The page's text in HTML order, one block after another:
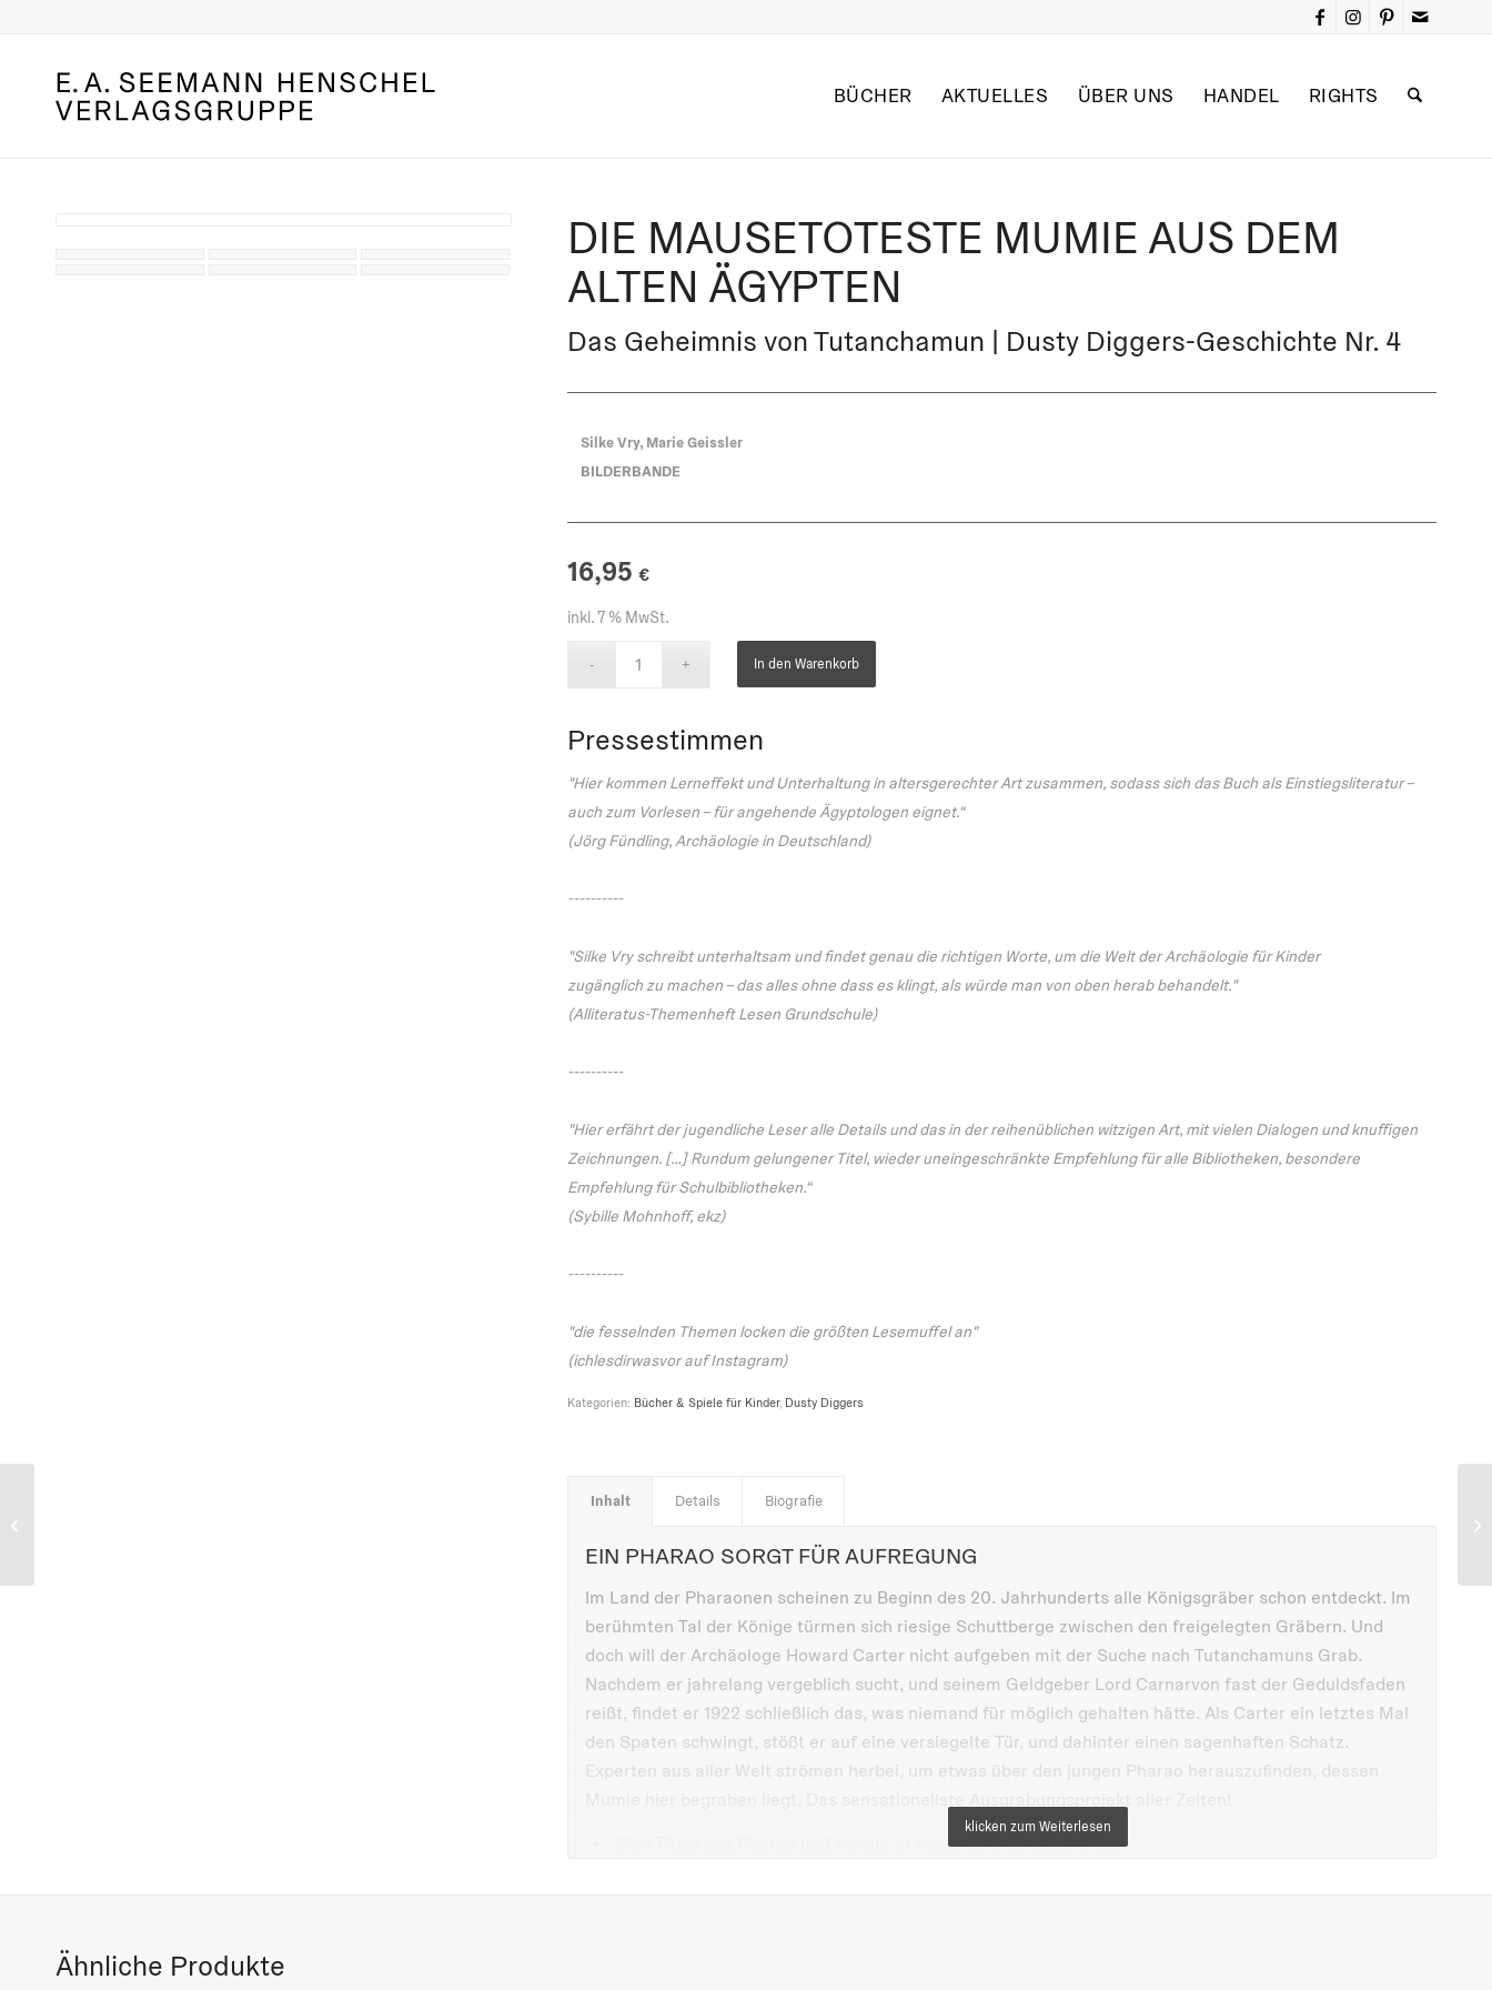
BÜCHER AKTUELLES ÜBER UNS HANDEL RIGHTS
DIE MAUSETOTESTE MUMIE AUS DEM
ALTEN ÄGYPTEN
Das Geheimnis von Tutanchamun | Dusty Diggers-Geschichte Nr. 4
Silke Vry, Marie Geissler
BILDERBANDE
16,95 €
inkl. 7 % MwSt.
In den Warenkorb
Pressestimmen
"Hier kommen Lerneffekt und Unterhaltung in altersgerechter Art zusammen, sodass sich das Buch als Einstiegsliteratur –
auch zum Vorlesen – für angehende Ägyptologen eignet.“
(Jörg Fündling, Archäologie in Deutschland)
----------
"Silke Vry schreibt unterhaltsam und findet genau die richtigen Worte, um die Welt der Archäologie für Kinder
zugänglich zu machen – das alles ohne dass es klingt, als würde man von oben herab behandelt."
(Alliteratus-Themenheft Lesen Grundschule)
----------
"Hier erfährt der jugendliche Leser alle Details und das in der reihenüblichen witzigen Art, mit vielen Dialogen und knuffigen
Zeichnungen. […] Rundum gelungener Titel, wieder uneingeschränkte Empfehlung für alle Bibliotheken, besondere
Empfehlung für Schulbibliotheken.“
(Sybille Mohnhoff, ekz)
----------
"die fesselnden Themen locken die größten Lesemuffel an"
(ichlesdirwasvor auf Instagram)
Kategorien: Bücher & Spiele für Kinder, Dusty Diggers
Inhalt Details Biografie
EIN PHARAO SORGT FÜR AUFREGUNG
Im Land der Pharaonen scheinen zu Beginn des 20. Jahrhunderts alle Königsgräber schon entdeckt. Im
berühmten Tal der Könige türmen sich riesige Schuttberge zwischen den freigelegten Gräbern. Und
doch will der Archäologe Howard Carter nicht aufgeben mit der Suche nach Tutanchamuns Grab.
Nachdem er jahrelang vergeblich sucht, und seinem Geldgeber Lord Carnarvon fast der Geduldsfaden
reißt, findet er 1922 schließlich das, was niemand für möglich gehalten hätte. Als Carter ein letztes Mal
den Spaten schwingt, stößt er auf eine versiegelte Tür, und dahinter einen sagenhaften Schatz.
Experten aus aller Welt strömen herbei, um etwas über den jungen Pharao herauszufinden, dessen
Vom Fluch des Pharao und warum er heute zum Röntgen muss
Ähnliche Produkte